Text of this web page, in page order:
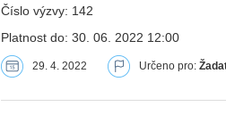
Číslo výzvy: 142
Platnost do: 30. 06. 2022 12:00
29. 4. 2022 Určeno pro: